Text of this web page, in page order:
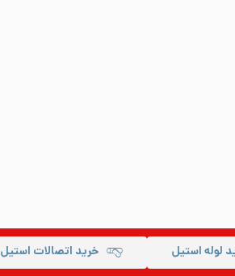
لوله استیل خرید اتصالات استیل